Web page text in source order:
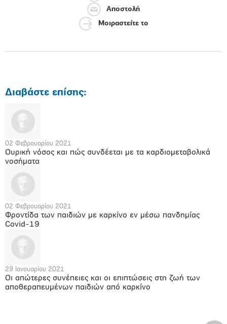
Αποστολή
Μοιραστείτε το
Διαβάστε επίσης:
02 Φεβρουαρίου 2021
Ουρική νόσος και πώς συνδέεται με τα καρδιομεταβολικά
νοσήματα
02 Φεβρουαρίου 2021
Φροντίδα των παιδιών με καρκίνο εν μέσω πανδημίας
Covid-19
29 Ιανουαρίου 2021
Οι απώτερες συνέπειες και οι επιπτώσεις στη ζωή των
αποθεραπευμένων παιδιών από καρκίνο